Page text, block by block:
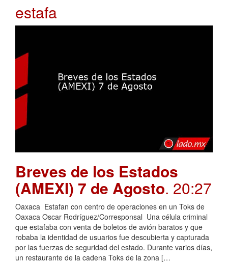
estafa
Breves de los Estados
(AMEXI) 7 de Agosto. 20:27
Oaxaca Estafan con centro de operaciones en un Toks de
Oaxaca Oscar Rodríguez/Corresponsal Una célula criminal
que estafaba con venta de boletos de avión baratos y que
robaba la identidad de usuarios fue descubierta y capturada
por las fuerzas de seguridad del estado. Durante varios días,
un restaurante de la cadena Toks de la zona […